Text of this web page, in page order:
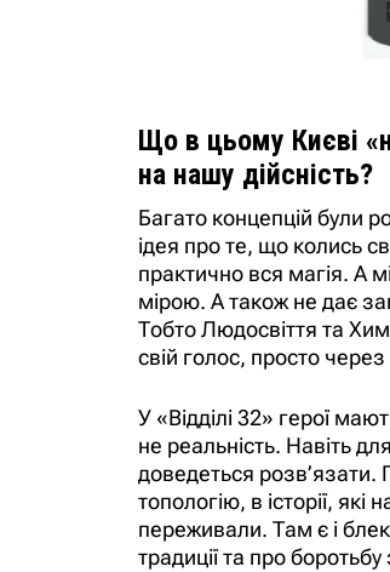
Що в цьому Києві
на нашу дійсність?
Багато концепцій були
ідея про те, що колись
практично вся магія. А
мірою. А також не дає
Тобто Людосвіття та
свій голос, просто
У «Відділі 32» герої
не реальність. Навіть
доведеться розв’язати.
топологію, в історії,
переживали. Там є і
традиції та про боротьбу